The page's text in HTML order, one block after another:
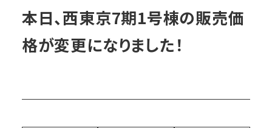
本日、西東京7期1号棟の販売価
格が変更になりました！